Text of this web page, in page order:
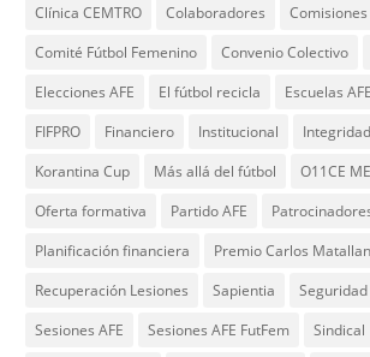
Clínica CEMTRO
Colaboradores
Comité Fútbol Femenino
Convenio Colectivo
Elecciones AFE
El fútbol recicla Escuelas AFE
FIFPRO
Financiero Institucional Integridad
Korantina Cup
Más allá del fútbol
O11CE
Oferta formativa
Partido AFE
Planificación financiera
Premio Carlos
Recuperación Lesiones
Sapientia
Seguridad
Sesiones AFE
Sesiones AFE FutFem
Sindical